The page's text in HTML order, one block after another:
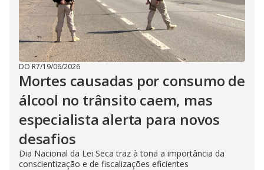
DO R7/19/06/2026
Mortes causadas por consumo de
álcool no trânsito caem, mas
especialista alerta para novos
desafios
Dia Nacional da Lei Seca traz à tona a importância da
conscientização e de fiscalizações eficientes